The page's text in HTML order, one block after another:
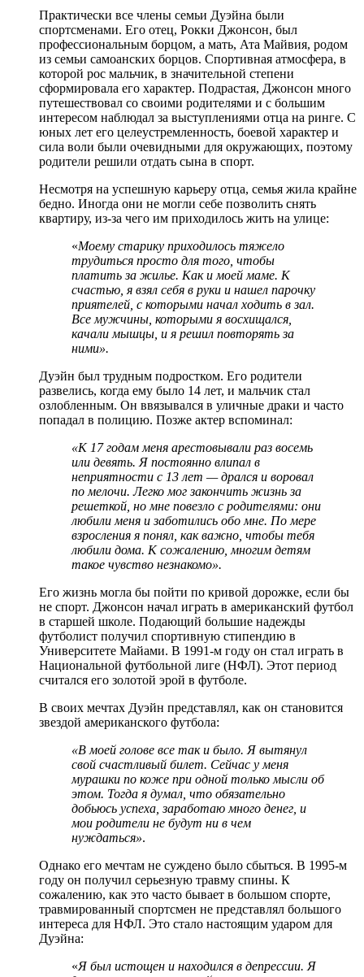
Практически все члены семьи Дуэйна были
спортсменами. Его отец, Рокки Джонсон, был
профессиональным борцом, а мать, Ата Майвия, родом
из семьи самоанских борцов. Спортивная атмосфера, в
которой рос мальчик, в значительной степени
сформировала его характер. Подрастая, Джонсон много
путешествовал со своими родителями и с большим
интересом наблюдал за выступлениями отца на ринге. С
юных лет его целеустремленность, боевой характер и
сила воли были очевидными для окружающих, поэтому
родители решили отдать сына в спорт.
Несмотря на успешную карьеру отца, семья жила крайне
бедно. Иногда они не могли себе позволить снять
квартиру, из-за чего им приходилось жить на улице:
«Моему старику приходилось тяжело
трудиться просто для того, чтобы
платить за жилье. Как и моей маме. К
счастью, я взял себя в руки и нашел парочку
приятелей, с которыми начал ходить в зал.
Все мужчины, которыми я восхищался,
качали мышцы, и я решил повторять за
ними».
Дуэйн был трудным подростком. Его родители
развелись, когда ему было 14 лет, и мальчик стал
озлобленным. Он ввязывался в уличные драки и часто
попадал в полицию. Позже актер вспоминал:
«К 17 годам меня арестовывали раз восемь
или девять. Я постоянно влипал в
неприятности с 13 лет — дрался и воровал
по мелочи. Легко мог закончить жизнь за
решеткой, но мне повезло с родителями: они
любили меня и заботились обо мне. По мере
взросления я понял, как важно, чтобы тебя
любили дома. К сожалению, многим детям
такое чувство незнакомо».
Его жизнь могла бы пойти по кривой дорожке, если бы
не спорт. Джонсон начал играть в американский футбол
в старшей школе. Подающий большие надежды
футболист получил спортивную стипендию в
Университете Майами. В 1991-м году он стал играть в
Национальной футбольной лиге (НФЛ). Этот период
считался его золотой эрой в футболе.
В своих мечтах Дуэйн представлял, как он становится
звездой американского футбола:
«В моей голове все так и было. Я вытянул
свой счастливый билет. Сейчас у меня
мурашки по коже при одной только мысли об
этом. Тогда я думал, что обязательно
добьюсь успеха, заработаю много денег, и
мои родители не будут ни в чем
нуждаться».
Однако его мечтам не суждено было сбыться. В 1995-м
году он получил серьезную травму спины. К
сожалению, как это часто бывает в большом спорте,
травмированный спортсмен не представлял большого
интереса для НФЛ. Это стало настоящим ударом для
Дуэйна:
«Я был истощен и находился в депрессии. Я